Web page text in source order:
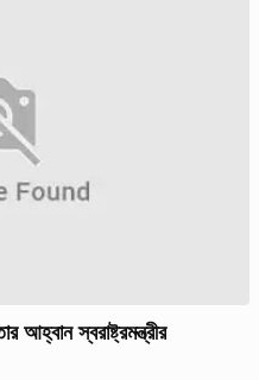
আহ্বান স্বরাষ্ট্রমন্ত্রীর